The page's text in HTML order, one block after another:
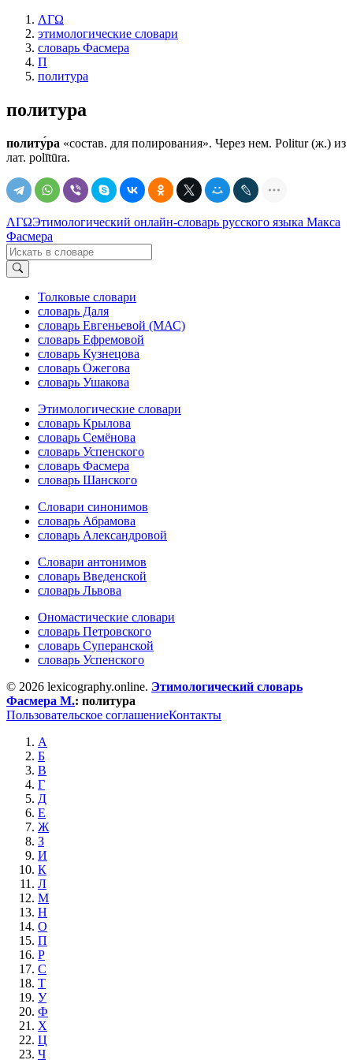
ΛΓΩ
этимологические словари
словарь Фасмера
П
политура
политура
политу́ра «состав. для полирования». Через нем. Politur (ж.) из
лат. роlītūrа.
ΛΓΩЭтимологический онлайн-словарь русского языка Макса
Фасмера
Толковые словари
словарь Даля
словарь Евгеньевой (МАС)
словарь Ефремовой
словарь Кузнецова
словарь Ожегова
словарь Ушакова
Этимологические словари
словарь Крылова
словарь Семёнова
словарь Успенского
словарь Фасмера
словарь Шанского
Словари синонимов
словарь Абрамова
словарь Александровой
Словари антонимов
словарь Введенской
словарь Львова
Ономастические словари
словарь Петровского
словарь Суперанской
словарь Успенского
© 2026 lexicography.online. Этимологический словарь
Фасмера М.: политура
Пользовательское соглашениеКонтакты
А
Б
В
Г
Д
Е
Ж
З
И
К
Л
М
Н
О
П
Р
С
Т
У
Ф
Х
Ц
Ч